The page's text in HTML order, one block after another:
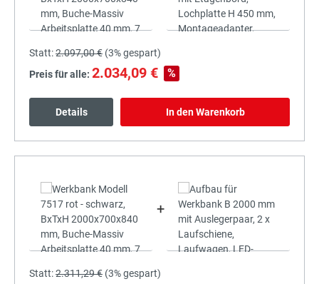
Statt:2.097,00 € (3%gespart)
Preis für alle: 2.034,09 € %
Details In den Warenkorb
+
Statt:2.311,29 € (3%gespart)